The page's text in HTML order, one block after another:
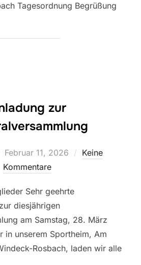
Tagesordnung Begrüßung
zur
Veröffentlicht
am
Februar 11, 2026
Keine
Kommentare
Sehr geehrte
diesjährigen
am Samstag, 28. März
in unserem Sportheim, Am
Rosbach, laden wir alle